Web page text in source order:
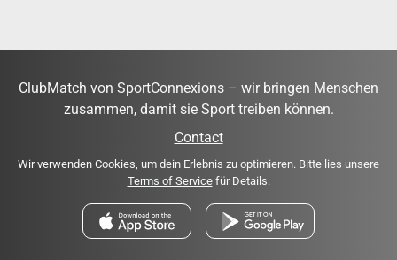
ClubMatch von SportConnexions – wir bringen Menschen
zusammen, damit sie Sport treiben können.
Contact
Wir verwenden Cookies, um dein Erlebnis zu optimieren. Bitte lies unsere
Terms of Servicefür Details.